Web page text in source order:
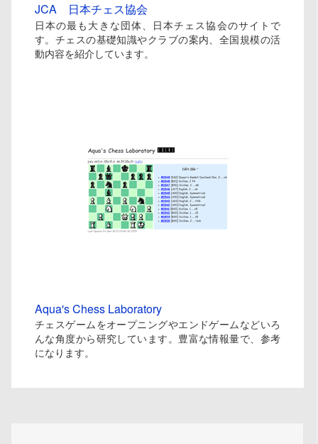
JCA 日本チェス協会
日本の最も大きな団体、日本チェス協会のサイトで
す。チェスの基礎知識やクラブの案内、全国規模の活
動内容を紹介しています。
Aqua's Chess Laboratory
チェスゲームをオープニングやエンドゲームなどいろ
んな角度から研究しています。豊富な情報量で、参考
になります。